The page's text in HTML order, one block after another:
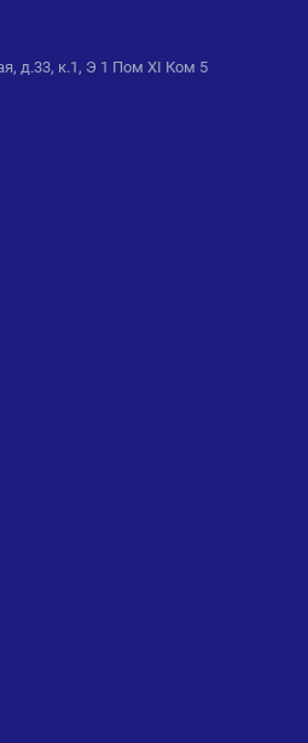
д.33, к.1, Э 1 Пом XI Ком 5